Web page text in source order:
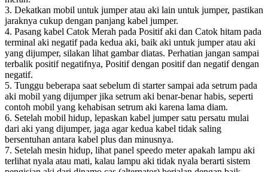
3. Dekatkan mobil untuk jumper atau aki lain untuk jumper, pastikan
jaraknya cukup dengan panjang kabel jumper.
4. Pasang kabel Catok Merah pada Positif aki dan Catok hitam pada
terminal aki negatif pada kedua aki, baik aki untuk jumper atau aki
yang dijumper, silakan lihat gambar diatas. Perhatian jangan sampai
terbalik positif negatifnya, Positif dengan positif dan negatif dengan
negatif.
5. Tunggu beberapa saat sebelum di starter sampai ada setrum pada
aki mobil yang dijumper jika setrum aki benar-benar habis, seperti
contoh mobil yang kehabisan setrum aki karena lama diam.
6. Setelah mobil hidup, lepaskan kabel jumper satu persatu mulai
dari aki yang dijumper, jaga agar kedua kabel tidak saling
bersentuhan antara kabel plus dan minusnya.
7. Setelah mesin hidup, lihat panel speedo meter apakah lampu aki
terlihat nyala atau mati, kalau lampu aki tidak nyala berarti sistem